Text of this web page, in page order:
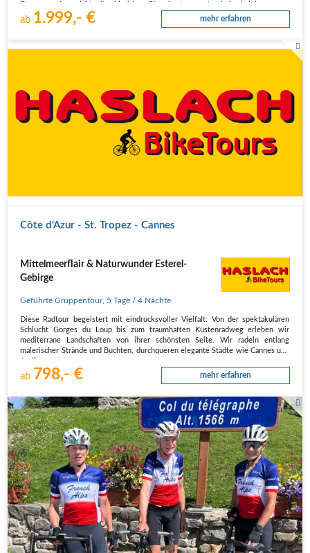
ab 1.999,- € mehr erfahren
Côte d‘Azur - St. Tropez - Cannes
Mittelmeerflair & Naturwunder Esterel-
Gebirge
Geführte Gruppentour, 5 Tage / 4 Nächte
Diese Radtour begeistert mit eindrucksvoller Vielfalt: Von der spektakulären
Schlucht Gorges du Loup bis zum traumhaften Küstenradweg erleben wir
mediterrane Landschaften von ihrer schönsten Seite. Wir radeln entlang
malerischer Strände und Buchten, durchqueren elegante Städte wie Cannes und
ab 798,- € mehr erfahren